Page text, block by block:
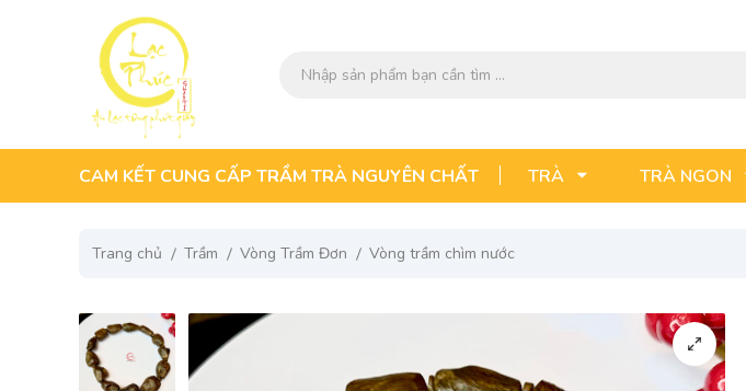
CAM KẾT CUNG CẤP TRẦM TRÀ NGUYÊN CHẤT TRÀ TRÀ NGON
Trang chủ Trầm Vòng Trầm Đơn Vòng trầm chìm nước